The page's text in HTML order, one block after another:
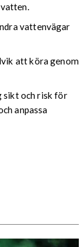
vattenvägar
att köra genom
sikt och risk för
anpassa